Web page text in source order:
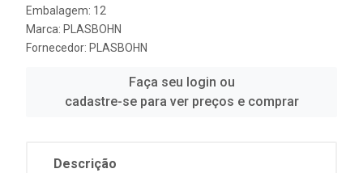
Embalagem: 12
Marca: PLASBOHN
Fornecedor: PLASBOHN
Faça seu login ou
cadastre-se para ver preços e comprar
Descrição